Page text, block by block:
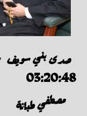
صدى بني سويف
03:20:48
مصطفي طبانة